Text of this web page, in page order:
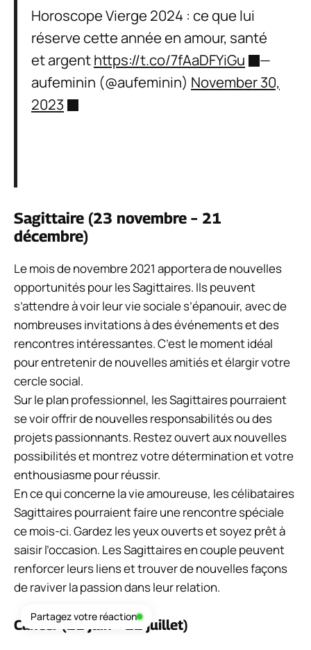
Horoscope Vierge 2024 : ce que lui
réserve cette année en amour, santé
et argenthttps://t.co/7fAaDFYiGu
—
aufeminin (@aufeminin) November 30,
2023
Sagittaire (23 novembre – 21
décembre)
Le mois de novembre 2021 apportera de nouvelles
opportunités pour les Sagittaires. Ils peuvent
s’attendre à voir leur vie sociale s’épanouir, avec de
nombreuses invitations à des événements et des
rencontres intéressantes. C’est le moment idéal
pour entretenir de nouvelles amitiés et élargir votre
cercle social.
Sur le plan professionnel, les Sagittaires pourraient
se voir offrir de nouvelles responsabilités ou des
projets passionnants. Restez ouvert aux nouvelles
possibilités et montrez votre détermination et votre
enthousiasme pour réussir.
En ce qui concerne la vie amoureuse, les célibataires
Sagittaires pourraient faire une rencontre spéciale
ce mois-ci. Gardez les yeux ouverts et soyez prêt à
saisir l’occasion. Les Sagittaires en couple peuvent
renforcer leurs liens et trouver de nouvelles façons
de raviver la passion dans leur relation.
Cancer (21 juin – 22 juillet)
Partagez votre réaction